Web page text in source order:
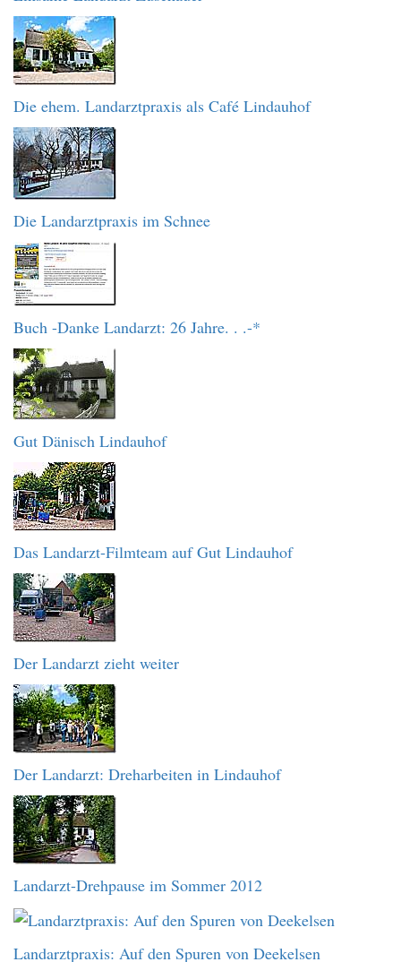
Die ehem. Landarztpraxis als Café Lindauhof
Die Landarztpraxis im Schnee
Buch -Danke Landarzt: 26 Jahre. . .-*
Gut Dänisch Lindauhof
Das Landarzt-Filmteam auf Gut Lindauhof
Der Landarzt zieht weiter
Der Landarzt: Dreharbeiten in Lindauhof
Landarzt-Drehpause im Sommer 2012
Landarztpraxis: Auf den Spuren von Deekelsen